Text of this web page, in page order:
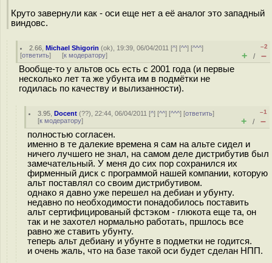
Круто завернули как - оси еще нет а её аналог это западный
виндовс.
2.66 ,Michael Shigorin (ok), 19:39, 06/04/2011 [^] [^^] [^^^]
[ответить] [к модератору]
–2
+ / –
Вообще-то у альтов ось есть с 2001 года (и первые
несколько лет та же убунта им в подмётки не
годилась по качеству и вылизанности).
3.95 ,Docent (??), 22:44, 06/04/2011 [^] [^^] [^^^] [ответить]
[к модератору]
–1
+ / –
полностью согласен.
именно в те далекие времена я сам на альте сидел и
ничего лучшего не знал, на самом деле дистрибутив был
замечательный. У меня до сих пор сохранился их
фирменный диск с программой нашей компании, которую
альт поставлял со своим дистрибутивом.
однако я давно уже перешел на дебиан и убунту.
недавно по необходимости понадобилось поставить
альт сертифицированый фстэком - глюкота еще та, он
так и не захотел нормально работать, пршлось все
равно же ставить убунту.
теперь альт дебиану и убунте в подметки не годится.
и очень жаль, что на базе такой оси будет сделан НПП.